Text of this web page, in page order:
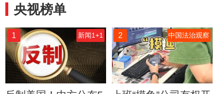
央视榜单
1 新闻1+1 2 中国法治观察